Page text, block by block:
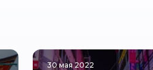
30 мая 2022